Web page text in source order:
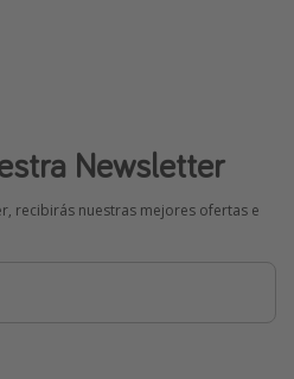
Newsletter
recibirás nuestras mejores ofertas e